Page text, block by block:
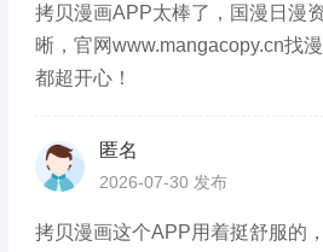
拷贝漫画APP太棒了，国漫日漫
晰，官网www.mangacopy.cn找
都超开心！
匿名
2026-07-30 发布
拷贝漫画这个APP用着挺舒服的